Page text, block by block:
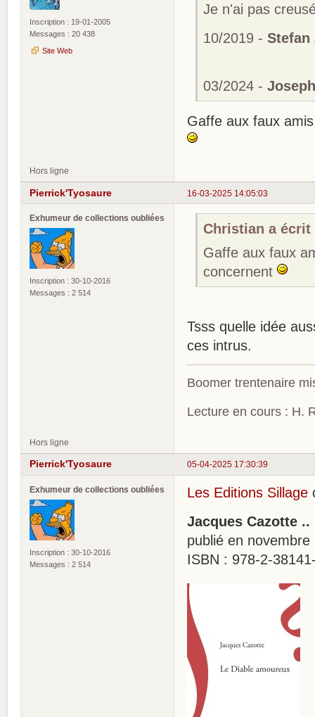
Inscription : 19-01-2005
Messages : 20 438
Site Web
Je n'ai pas
10/2019 -Stefan
03/2024 -
Gaffe aux faux
Hors ligne
16-03-2025 14:05:03
Pierrick'Tyosaure
Exhumeur de collections oubliées
Inscription : 30-10-2016
Messages : 2 514
Christian a écrit
Gaffe aux faux
concernent
Tsss quelle idée
ces intrus.
Boomer trentenaire
Lecture en cours : H.
Hors ligne
05-04-2025 17:30:39
Pierrick'Tyosaure
Exhumeur de collections oubliées
Inscription : 30-10-2016
Messages : 2 514
Les Editions Sillage
Jacques Cazotte
publié en
ISBN : 978-2-